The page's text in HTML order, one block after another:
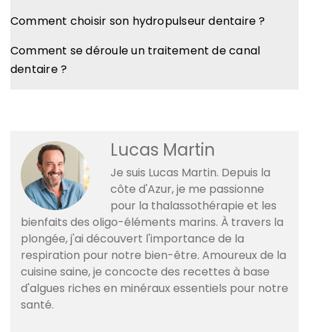
Comment choisir son hydropulseur dentaire ?
Comment se déroule un traitement de canal
dentaire ?
Lucas Martin
Je suis Lucas Martin. Depuis la
côte d'Azur, je me passionne
pour la thalassothérapie et les
bienfaits des oligo-éléments marins. À travers la
plongée, j'ai découvert l'importance de la
respiration pour notre bien-être. Amoureux de la
cuisine saine, je concocte des recettes à base
d'algues riches en minéraux essentiels pour notre
santé.